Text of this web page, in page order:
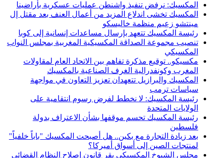
المكسيك: نرفض تنفيذ واشنطن عمليات عسكرية بأراضينا
المكسيك تخشى اندلاع المزيد من أعمال العنف بعد مقتل إل
مينتشو زعيم منظمة خاليسكو
رئيسة المكسيك تتعهد بإرسال مساعدات إنسانية إلى كوبا
تنصيب مجموعة الصداقة المكسيكية المغربية بمجلس النواب
المكسيكي
مكسيكو.. توقيع مذكرة تفاهم بين الاتحاد العام لمقاولات
المغرب وكونفدرالية الغرف الصناعية بالمكسيك
المكسيك والبرازيل تتعهدان تعزيز التعاون في مواجهة
سياسات ترمب
رئيسة المكسيك: لا نخطط لفرض رسوم انتقامية على
الولايات المتحدة
رئيسة المكسيك تحسم موقفها بشأن الاعتراف بدولة
فلسطين
بعد زيادة التجارة مع بكين.. هل أصبحت المكسيك "باباً خلفياً"
لمنتجات الصين إلى أسواق أميركا؟
مجلس الشيوخ المكسيكي يقر قانون إصلاح النظام القضائي